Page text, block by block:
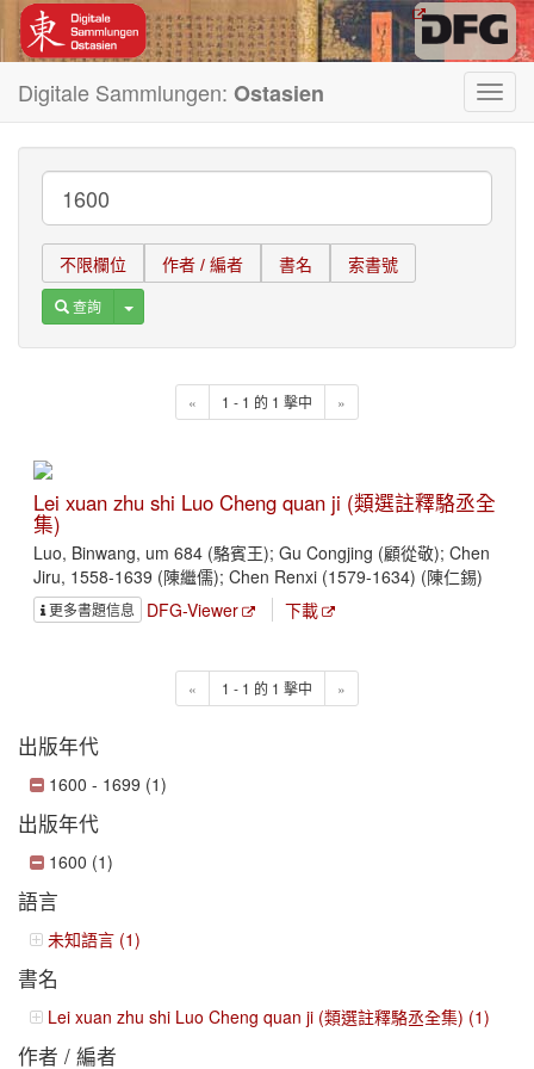
Digitale Sammlungen: Ostasien
不限欄位 作者 / 編者 書名 索書號
查詢 Toggle Dropdown
« 1 - 1 的 1 擊中 »
Lei xuan zhu shi Luo Cheng quan ji (類選註釋駱丞全
集)
Luo, Binwang, um 684 (駱賓王); Gu Congjing (顧從敬); Chen
Jiru, 1558-1639 (陳繼儒); Chen Renxi (1579-1634) (陳仁錫)
更多書題信息 DFG-Viewer 下載
« 1 - 1 的 1 擊中 »
出版年代
1600 - 1699 (1)
出版年代
1600 (1)
語言
未知語言 (1)
書名
Lei xuan zhu shi Luo Cheng quan ji (類選註釋駱丞全集) (1)
作者 / 編者